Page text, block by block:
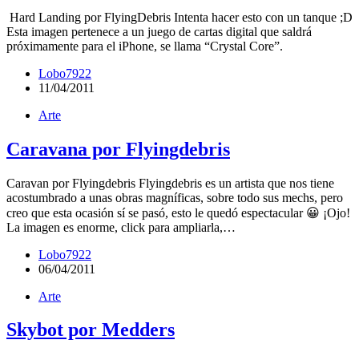
Hard Landing por FlyingDebris Intenta hacer esto con un tanque ;D
Esta imagen pertenece a un juego de cartas digital que saldrá
próximamente para el iPhone, se llama “Crystal Core”.
Lobo7922
11/04/2011
Arte
Caravana por Flyingdebris
Caravan por Flyingdebris Flyingdebris es un artista que nos tiene
acostumbrado a unas obras magníficas, sobre todo sus mechs, pero
creo que esta ocasión sí se pasó, esto le quedó espectacular 😀 ¡Ojo!
La imagen es enorme, click para ampliarla,…
Lobo7922
06/04/2011
Arte
Skybot por Medders